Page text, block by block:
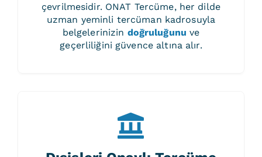
çevrilmesidir. ONAT Tercüme, her dilde
uzman yeminli tercüman kadrosuyla
belgelerinizin doğruluğunu ve
geçerliliğini güvence altına alır.